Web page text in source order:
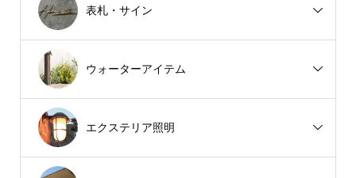
表札・サイン
ウォーターアイテム
エクステリア照明